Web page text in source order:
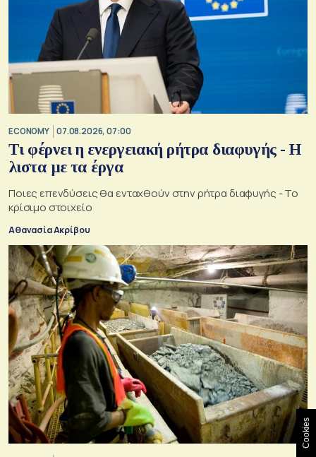
ECONOMY 07.08.2026, 07:00
Τι φέρνει η ενεργειακή ρήτρα διαφυγής - Η
λιστα με τα έργα
Ποιες επενδύσεις θα ενταχθούν στην ρήτρα διαφυγής - Το
κρίσιμο στοιχείο
Αθανασία Ακρίβου
Cookies